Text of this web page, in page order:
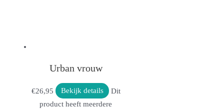
Urban vrouw
€26,95 Bekijk details
Dit
product heeft meerdere